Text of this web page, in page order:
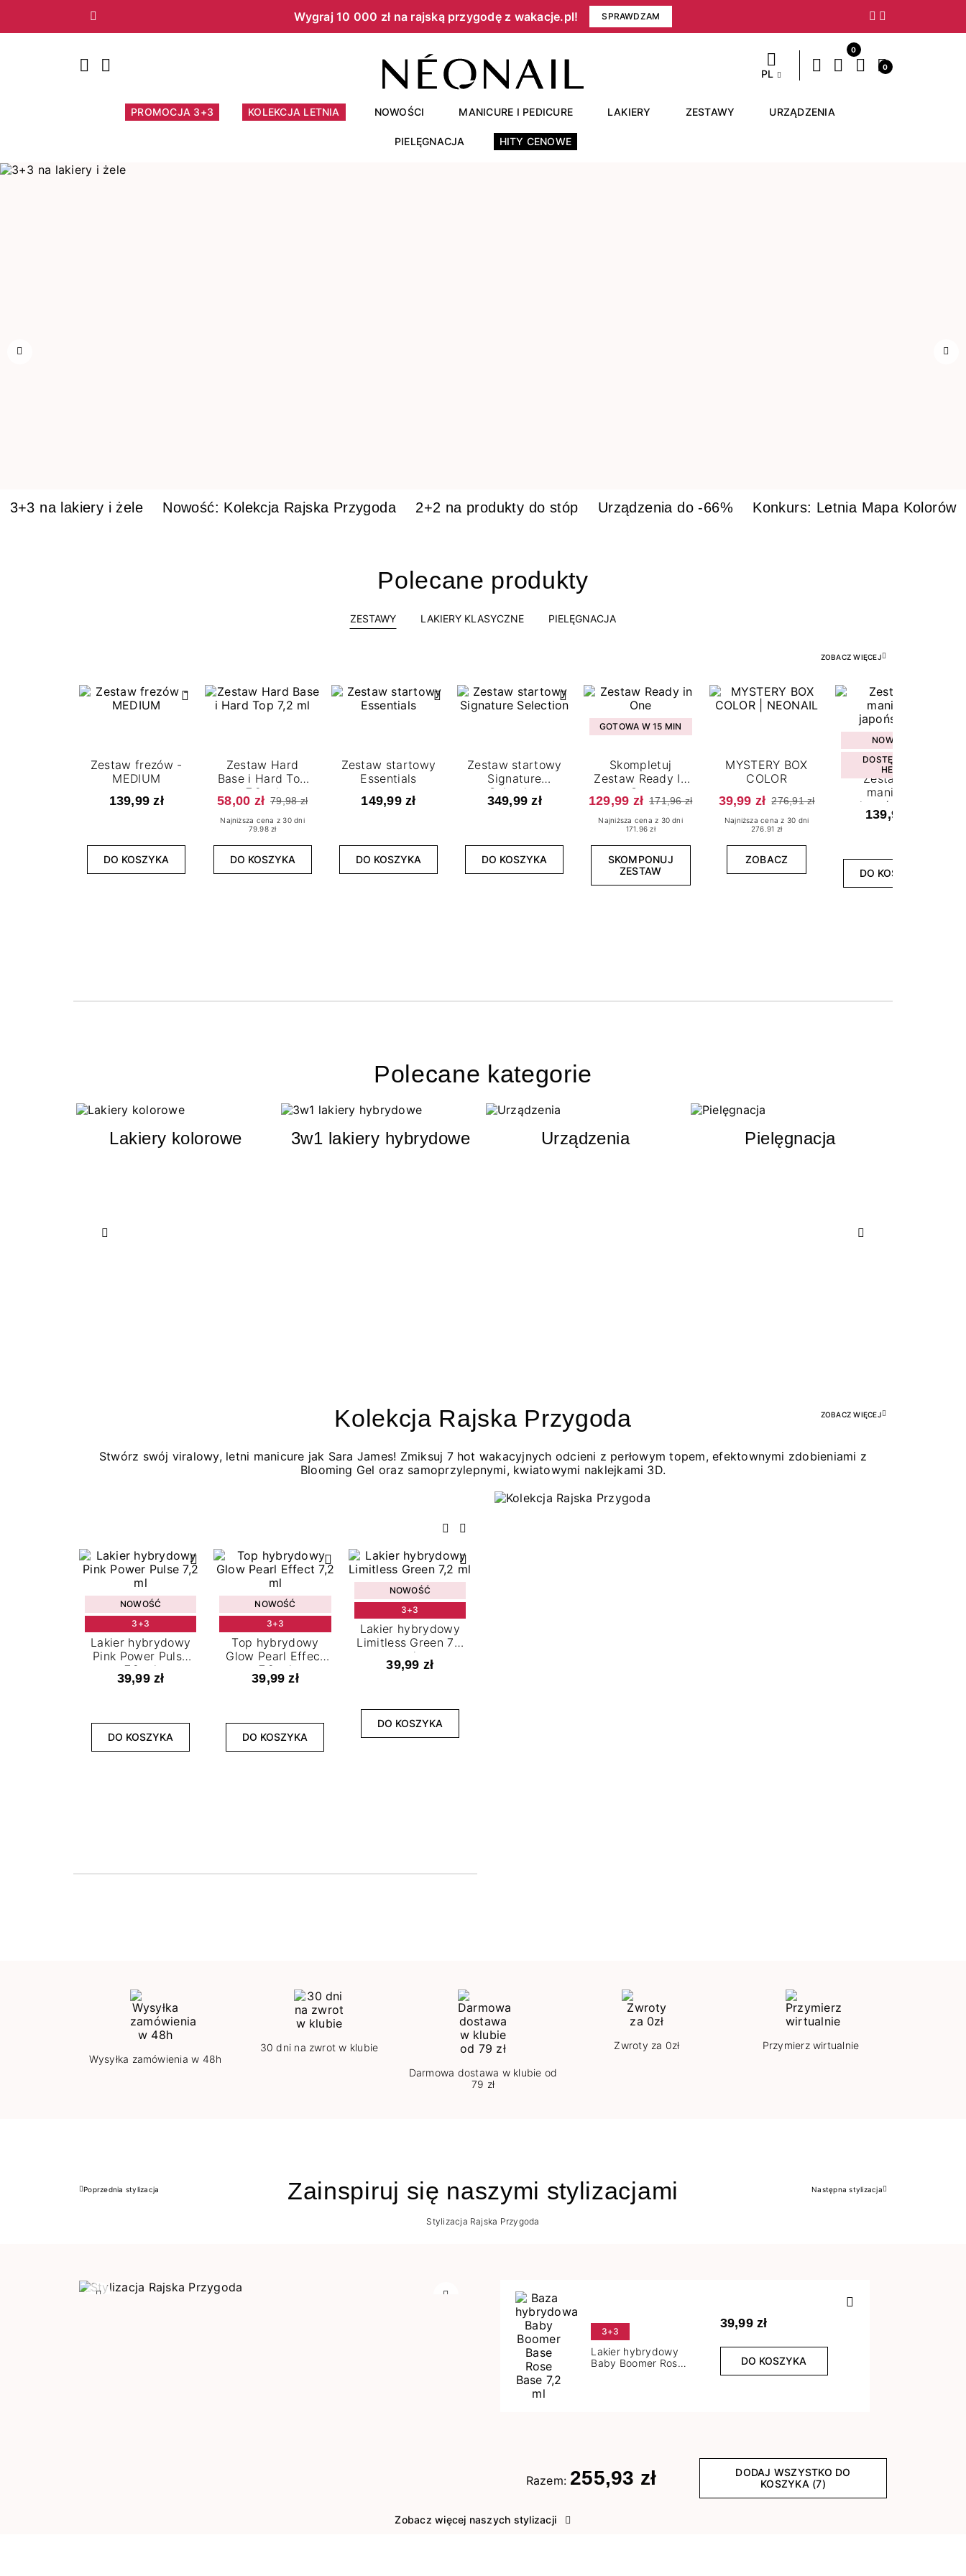
Wygraj 10 000 zł na rajską przygodę z wakacje.pl!​ SPRAWDZAM
Poprzedni Następny
PL
0
0
PROMOCJA 3+3 KOLEKCJA LETNIA NOWOŚCI MANICURE I PEDICURE LAKIERY ZESTAWY URZĄDZENIA
PIELĘGNACJA HITY CENOWE
3+3 na lakiery i żele Nowość: Kolekcja Rajska Przygoda 2+2 na produkty do stóp Urządzenia do -66% Konkurs: Letnia Mapa Kolorów
Polecane produkty
ZESTAWY LAKIERY KLASYCZNE PIELĘGNACJA
ZOBACZ WIĘCEJ
Zestaw frezów -
MEDIUM
139,99 zł
DO KOSZYKA
Zestaw Hard
Base i Hard Top
7,2 ml
58,00 zł 79,98 zł
Najniższa cena z 30 dni
79.98 zł
DO KOSZYKA
Zestaw startowy
Essentials
149,99 zł
DO KOSZYKA
Zestaw startowy
Signature
Selection
349,99 zł
DO KOSZYKA
GOTOWA W 15 MIN
Skompletuj
Zestaw Ready In
One
129,99 zł 171,96 zł
Najniższa cena z 30 dni
171.96 zł
SKOMPONUJ
ZESTAW
MYSTERY BOX
COLOR
39,99 zł 276,91 zł
Najniższa cena z 30 dni
276.91 zł
ZOBACZ
NOWOŚĆ
DOSTĘPNY W
HEBE
Zestaw do
manicure
japońskiego
139,99 zł
DO KOSZYKA
Polecane kategorie
Lakiery kolorowe 3w1 lakiery hybrydowe Urządzenia Pielęgnacja
Kolekcja Rajska Przygoda ZOBACZ WIĘCEJ
Stwórz swój viralowy, letni manicure jak Sara James! Zmiksuj 7 hot wakacyjnych odcieni z perłowym topem, efektownymi zdobieniami z
Blooming Gel oraz samoprzylepnymi, kwiatowymi naklejkami 3D.
Poprzedni
Następny
NOWOŚĆ
3+3
Lakier hybrydowy
Pink Power Pulse
7,2 ml
39,99 zł
DO KOSZYKA
NOWOŚĆ
3+3
Top hybrydowy
Glow Pearl Effect
7,2 ml
39,99 zł
DO KOSZYKA
NOWOŚĆ
3+3
Lakier hybrydowy
Limitless Green 7,2
ml
39,99 zł
DO KOSZYKA
Wysyłka zamówienia w 48h
30 dni na zwrot w klubie
Darmowa dostawa w klubie od
79 zł
Zwroty za 0zł Przymierz wirtualnie
Zainspiruj się naszymi stylizacjami
Poprzedni
Poprzednia stylizacja Następny
Następna stylizacja
Stylizacja Rajska Przygoda
3+3
Lakier hybrydowy
Baby Boomer Rose
39,99 zł
DO KOSZYKA
Razem: 255,93 zł
DODAJ WSZYSTKO DO
KOSZYKA (7)
Zobacz więcej naszych stylizacji